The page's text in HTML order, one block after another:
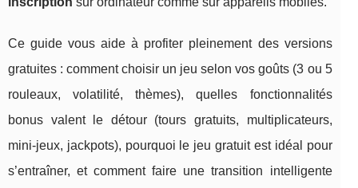
Ce guide vous aide à profiter pleinement des versions
gratuites : comment choisir un jeu selon vos goûts (3 ou 5
rouleaux, volatilité, thèmes), quelles fonctionnalités
bonus valent le détour (tours gratuits, multiplicateurs,
mini-jeux, jackpots), pourquoi le jeu gratuit est idéal pour
s’entraîner, et comment faire une transition intelligente